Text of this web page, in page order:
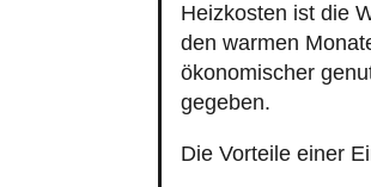
den warmen
ökonomischer
gegeben.